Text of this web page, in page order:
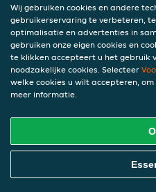
Wij gebruiken cookies en andere
gebruikerservaring te verbeteren,
optimalisatie en advertenties in
gebruiken onze eigen cookies en
te klikken accepteert u het gebruik
noodzakelijke cookies. Selecteer
welke cookies u wilt accepteren,
meer informatie.